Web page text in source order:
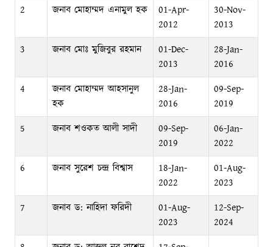
2
জনাব মোহাম্মদ এনামুল হক
01-Apr-
2012
30-Nov-
2013
3
জনাব মোঃ মুজিবুর রহমান
01-Dec-
2013
28-Jan-
2016
4
জনাব মোহাম্মদ আহসানুল
হক
28-Jan-
2016
09-Sep-
2019
5
জনাব শওকত আলী সাদী
09-Sep-
2019
06-Jan-
2022
6
জনাব সুরেশ চন্দ্র বিশ্বাস
18-Jan-
2022
01-Aug-
2023
7
জনাব ড: নাহিদা ফরিদী
01-Aug-
2023
12-Sep-
2024